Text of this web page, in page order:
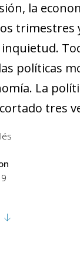
la
trimestres
políticas
La
tres